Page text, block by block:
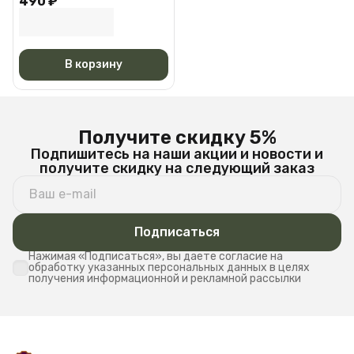
В корзину
Получите скидку 5%
Подпишитесь на наши акции и новости и
получите скидку на следующий заказ
Подписаться
Нажимая «Подписаться», вы даете согласие на
обработку указанных персональных данных в целях
получения информационной и рекламной рассылки